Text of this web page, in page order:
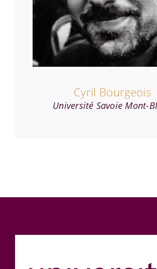
Cyril Bourgeois
Université Savoie Mont-